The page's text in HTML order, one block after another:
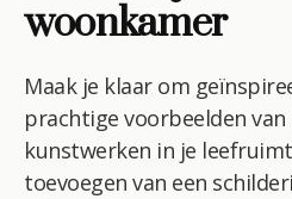
woonkamer
Maak je klaar om
prachtige voorbeelden
kunstwerken in je
toevoegen van een